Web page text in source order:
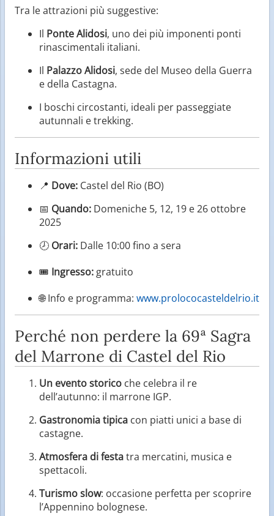
Tra le attrazioni più suggestive:
Il Ponte Alidosi, uno dei più imponenti ponti
rinascimentali italiani.
Il Palazzo Alidosi, sede del Museo della Guerra
e della Castagna.
I boschi circostanti, ideali per passeggiate
autunnali e trekking.
Informazioni utili
📍 Dove: Castel del Rio (BO)
📅 Quando: Domeniche 5, 12, 19 e 26 ottobre
2025
🕗 Orari: Dalle 10:00 fino a sera
🎟 Ingresso: gratuito
🌐 Info e programma: www.prolococasteldelrio.it
Perché non perdere la 69ª Sagra
del Marrone di Castel del Rio
Un evento storico che celebra il re
dell’autunno: il marrone IGP.
Gastronomia tipica con piatti unici a base di
castagne.
Atmosfera di festatra mercatini, musica e
spettacoli.
Turismo slow: occasione perfetta per scoprire
l’Appennino bolognese.